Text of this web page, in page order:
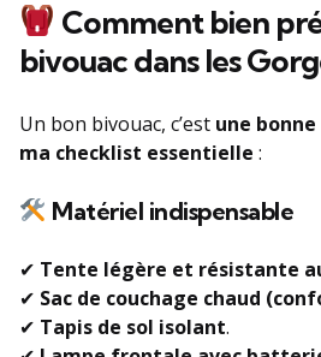
Comment bien
bivouac dans les
Un bon bivouac, c’est une
ma checklist essentielle :
Matériel indispensable
✔ Tente légère et résistante
✔ Sac de couchage chaud
✔ Tapis de sol isolant.